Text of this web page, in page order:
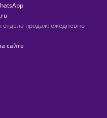
отдела продаж: ежедневно
сайте